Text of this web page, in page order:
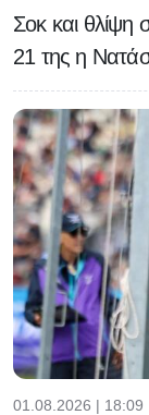
Σοκ και θλίψη
21 της η
01.08.2026 | 18:09